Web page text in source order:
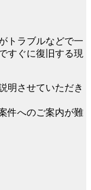
トラブルなどで一
すぐに復旧する現
明させていただき
件へのご案内が難